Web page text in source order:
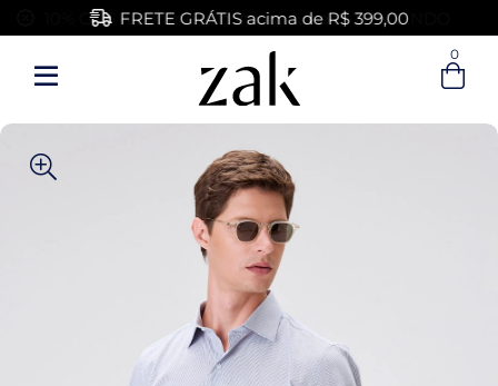
Entre com email ou cpf/cnpj
Criar nova conta
FRETE GRÁTIS acima de R$ 399,00
0